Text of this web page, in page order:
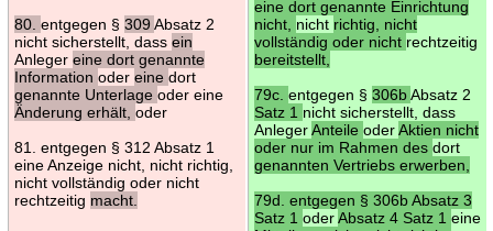
80. entgegen § 309 Absatz 2
nicht sicherstellt, dass ein
Anleger eine dort genannte
Information oder eine dort
genannte Unterlage oder eine
Änderung erhält, oder
81. entgegen § 312 Absatz 1
eine Anzeige nicht, nicht richtig,
nicht vollständig oder nicht
rechtzeitig macht.
eine dort genannte Einrichtung
nicht, nicht richtig, nicht
vollständig oder nicht rechtzeitig
bereitstellt,
79c. entgegen § 306bAbsatz 2
Satz 1 nicht sicherstellt, dass
AnlegerAnteile oderAktien nicht
oder nur im Rahmen des dort
genannten Vertriebs erwerben,
79d. entgegen § 306b Absatz 3
Satz 1 oderAbsatz 4 Satz 1 eine